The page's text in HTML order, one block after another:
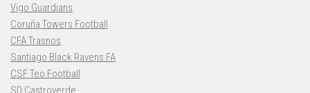
Vigo Guardians
Coruña Towers Football
CFA Trasnos
Santiago Black Ravens FA
CSF Teo Football
SD Castroverde